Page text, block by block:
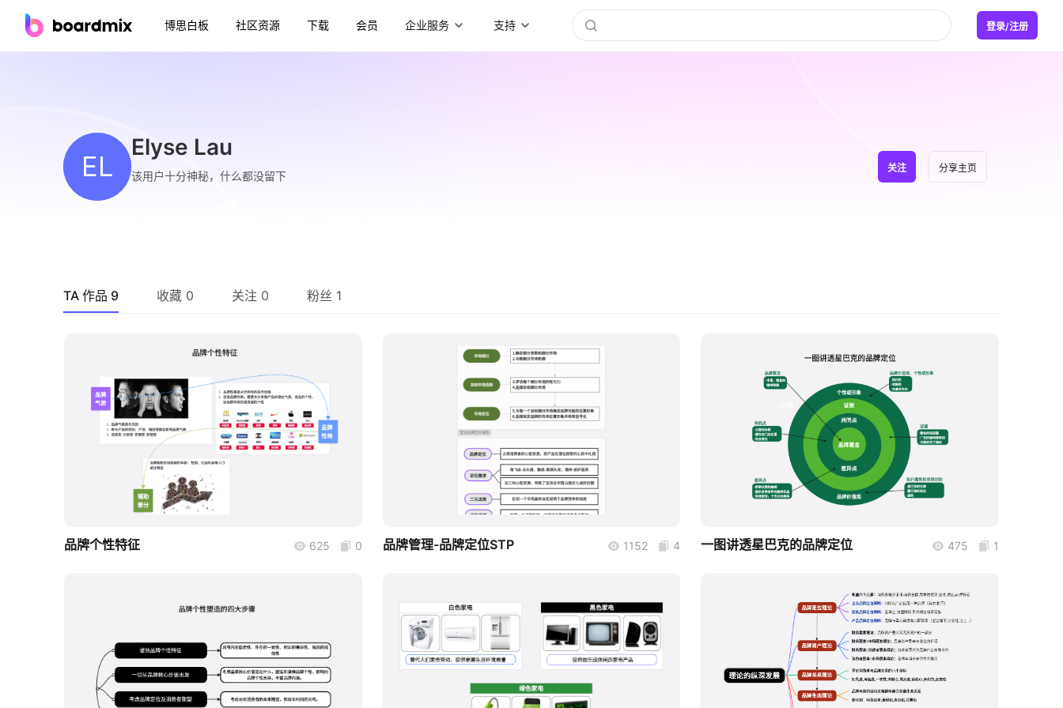
博思白板 社区资源 下载 会员 企业服务 支持 登录/注册
EL
Elyse Lau
该用户十分神秘，什么都没留下
关注 分享主页
TA 作品 9 收藏 0 关注 0 粉丝 1
boardmix
品牌个性特征 625 0 品牌管理-品牌定位STP 1152 4
boardmix
一图讲透星巴克的品牌定位 475 1
boardmix boardmix boardmix